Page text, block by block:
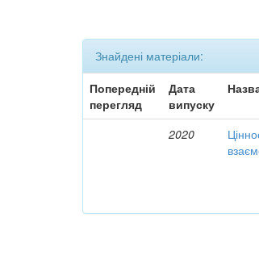
Знайдені матеріали:
Попередній
перегляд
Дата
випуску
2020